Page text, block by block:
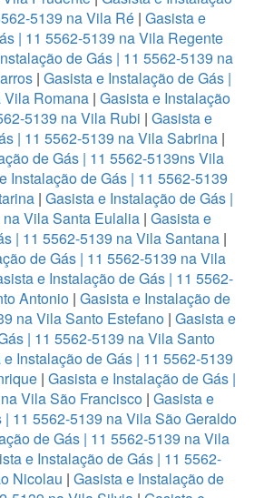
5139 na Vila Ré | Gasista e
| 11 5562-5139 na Vila Regente
de Gás | 11 5562-5139 na
| Gasista e Instalação de Gás |
Vila Romana | Gasista e Instalação
5139 na Vila Rubi | Gasista e
| 11 5562-5139 na Vila Sabrina|
de Gás | 11 5562-5139ns Vila
Instalação de Gás | 11 5562-5139
| Gasista e Instalação de Gás |
Vila Santa Eulalia | Gasista e
| 11 5562-5139 na Vila Santana|
de Gás | 11 5562-5139 na Vila
e Instalação de Gás | 11 5562-
Antonio| Gasista e Instalação de
na Vila Santo Estefano | Gasista e
| 11 5562-5139 na Vila Santo
Instalação de Gás | 11 5562-5139
| Gasista e Instalação de Gás |
Vila São Francisco | Gasista e
| 11 5562-5139 na Vila São Geraldo
de Gás | 11 5562-5139 na Vila
e Instalação de Gás | 11 5562-
Nicolau | Gasista e Instalação de